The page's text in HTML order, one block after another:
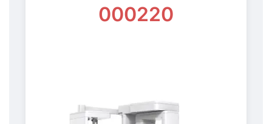
000220